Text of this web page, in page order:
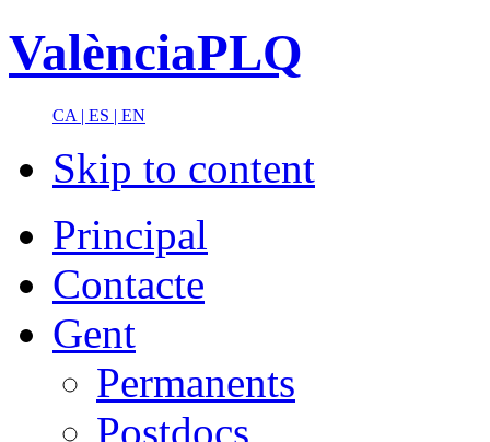
ValènciaPLQ
CA | ES | EN
Skip to content
Principal
Contacte
Gent
Permanents
Postdocs